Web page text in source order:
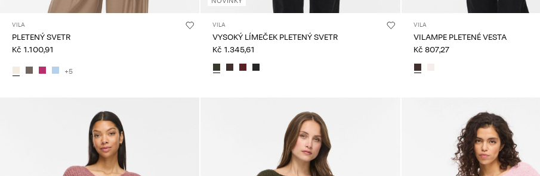
VILA
PLETENÝ SVETR
Kč 1.100,91
+5
VILA
VYSOKÝ LÍMEČEK PLETENÝ SVETR
Kč 1.345,61
VILA
VILAMPE PLETENÉ VESTA
Kč 807,27